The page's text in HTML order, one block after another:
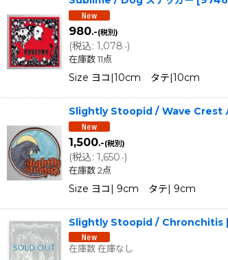
980.-(税別)
(税込: 1,078.-)
在庫数 11点
Size ヨコ|10cm タテ|10cm
Slightly Stoopid / Wave Crest
1,500.-(税別)
(税込: 1,650 .-)
在庫数 2点
Size ヨコ| 9cm タテ| 9cm
Slightly Stoopid / Chronchitis
在庫数 在庫なし